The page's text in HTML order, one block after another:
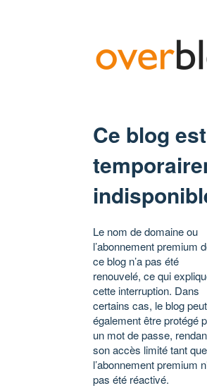
Ce blog est
Le nom de domaine ou
l’abonnement premium
ce blog n’a pas été
renouvelé, ce qui
cette interruption. Dans
certains cas, le blog peut
également être protégé
un mot de passe,
son accès limité tant que
l’abonnement premium
pas été réactivé.